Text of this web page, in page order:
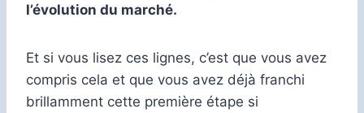
l’évolution du marché.
Et si vous lisez ces lignes, c’est que vous avez
compris cela et que vous avez déjà franchi
brillamment cette première étape si